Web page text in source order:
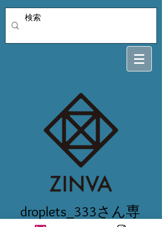
droplets_333さん専